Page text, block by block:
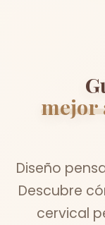
mejor
Diseño
Descubre
cervical